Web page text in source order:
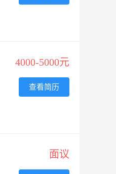
4000-5000元
查看简历
面议